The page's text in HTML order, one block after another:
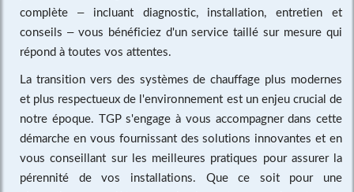
complète – incluant diagnostic, installation, entretien et
conseils – vous bénéficiez d'un service taillé sur mesure qui
répond à toutes vos attentes.
La transition vers des systèmes de chauffage plus modernes
et plus respectueux de l'environnement est un enjeu crucial de
notre époque. TGP s'engage à vous accompagner dans cette
démarche en vous fournissant des solutions innovantes et en
vous conseillant sur les meilleures pratiques pour assurer la
pérennité de vos installations. Que ce soit pour une